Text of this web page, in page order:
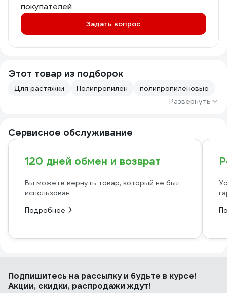
покупателей
Задать вопрос
Этот товар из подборок
Для растяжки Полипропилен
полипропиленовые
Развернуть
Сервисное обслуживание
120 дней обмен и возврат
Вы можете вернуть товар, который не был
использован
Подробнее
Подпишитесь на рассылкуи будьте в курсе!
Акции, скидки, распродажи ждут!